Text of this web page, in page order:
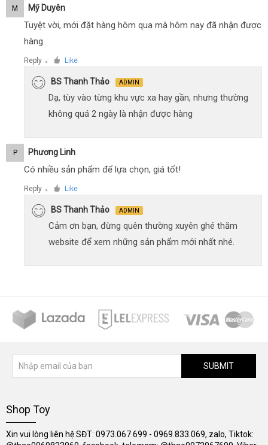
M Mỹ Duyên
Tuyệt vời, mới đặt hàng hôm qua mà hôm nay đã nhận được
hàng.
Reply ● Like
BS Thanh Thảo ADMIN
Dạ, tùy vào từng khu vực xa hay gần, nhưng thường
không quá 2 ngày là nhận được hàng
P Phương Linh
Có nhiều sản phẩm để lựa chọn, giá tốt!
Reply ● Like
BS Thanh Thảo ADMIN
Cảm ơn bạn, đừng quên thường xuyên ghé thăm
website để xem những sản phẩm mới nhất nhé.
SUBMIT
Shop Toy
Xin vui lòng liên hệ SĐT: 0973.067.699 - 0969.833.069, zalo, Tiktok: